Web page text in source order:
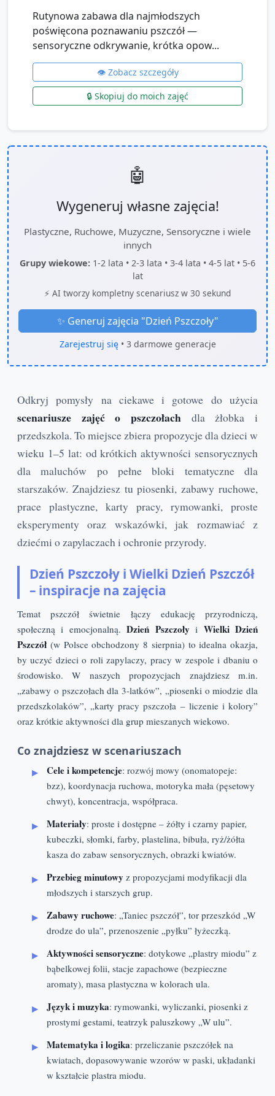
Rutynowa zabawa dla najmłodszych
poświęcona poznawaniu pszczół —
sensoryczne odkrywanie, krótka opow...
👁️ Zobacz szczegóły
🔒 Skopiuj do moich zajęć
🤖
Wygeneruj własne zajęcia!
Plastyczne, Ruchowe, Muzyczne, Sensoryczne i wiele
innych
Grupy wiekowe: 1-2 lata • 2-3 lata • 3-4 lata • 4-5 lat • 5-6
lat
⚡ AI tworzy kompletny scenariusz w 30 sekund
✨ Generuj zajęcia "Dzień Pszczoły"
Zarejestruj się• 3 darmowe generacje
Odkryj pomysły na ciekawe i gotowe do użycia
scenariusze zajęć o pszczołach dla żłobka i
przedszkola. To miejsce zbiera propozycje dla dzieci w
wieku 1–5 lat: od krótkich aktywności sensorycznych
dla maluchów po pełne bloki tematyczne dla
starszaków. Znajdziesz tu piosenki, zabawy ruchowe,
prace plastyczne, karty pracy, rymowanki, proste
eksperymenty oraz wskazówki, jak rozmawiać z
dziećmi o zapylaczach i ochronie przyrody.
Dzień Pszczoły i Wielki Dzień Pszczół
– inspiracje na zajęcia
Temat pszczół świetnie łączy edukację przyrodniczą,
społeczną i emocjonalną.Dzień Pszczołyi Wielki Dzień
Pszczół(w Polsce obchodzony 8 sierpnia) to idealna okazja,
by uczyć dzieci o roli zapylaczy, pracy w zespole i dbaniu o
środowisko. W naszych propozycjach znajdziesz m.in.
„zabawy o pszczołach dla 3-latków”, „piosenki o miodzie dla
przedszkolaków”, „karty pracy pszczoła – liczenie i kolory”
oraz krótkie aktywności dla grup mieszanych wiekowo.
Co znajdziesz w scenariuszach
Cele i kompetencje: rozwój mowy (onomatopeje:
bzz), koordynacja ruchowa, motoryka mała (pęsetowy
chwyt), koncentracja, współpraca.
Materiały: proste i dostępne – żółty i czarny papier,
kubeczki, słomki, farby, plastelina, bibuła, ryż/żółta
kasza do zabaw sensorycznych, obrazki kwiatów.
Przebieg minutowy z propozycjami modyfikacji dla
młodszych i starszych grup.
Zabawy ruchowe: „Taniec pszczół”, tor przeszkód „W
drodze do ula”, przenoszenie „pyłku” łyżeczką.
Aktywności sensoryczne: dotykowe „plastry miodu” z
bąbelkowej folii, stacje zapachowe (bezpieczne
aromaty), masa plastyczna w kolorach ula.
Język i muzyka: rymowanki, wyliczanki, piosenki z
prostymi gestami, teatrzyk paluszkowy „W ulu”.
Matematyka i logika: przeliczanie pszczółek na
kwiatach, dopasowywanie wzorów w paski, układanki
w kształcie plastra miodu.